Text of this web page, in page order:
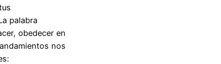
palabra
obedecer en
nos